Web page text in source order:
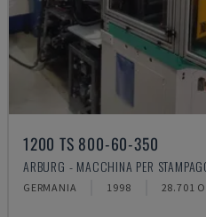
1200 TS 800-60-350
ARBURG - MACCHINA PER
GERMANIA 1998 28.701